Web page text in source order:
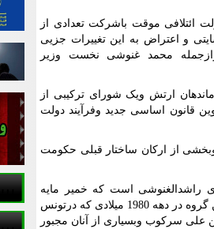
ائتلافی موقت باشرکت تعدادی از
و اعتراض به این تغییرات جزیی
حزب حاکم وازجمله محمد غنوشی نخست وزیر
ارتش ویک شورای ترکیبی از
قانون اساسی جدید وفرآیند دولت
از ارکان ساختار قبلی حکومت
راشدالغنوشی است که خمیر مایه
اندیشه های عقیدتی وسیاسی آنان نزدیک به اخوان المسلمین است.این گروه در دهه 1980 میلادی که درتونس
علی سرکوب وبسیاری از آنان مجبور